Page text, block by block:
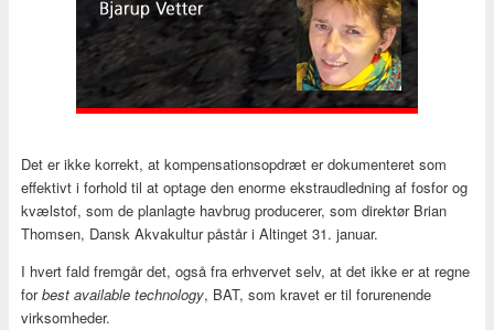
Det er ikke korrekt, at kompensationsopdræt er dokumenteret som
effektivt i forhold til at optage den enorme ekstraudledning af fosfor og
kvælstof, som de planlagte havbrug producerer, som direktør Brian
Thomsen, Dansk Akvakultur påstår i Altinget 31. januar.
I hvert fald fremgår det, også fra erhvervet selv, at det ikke er at regne
forbest available technology, BAT, som kravet er til forurenende
virksomheder.